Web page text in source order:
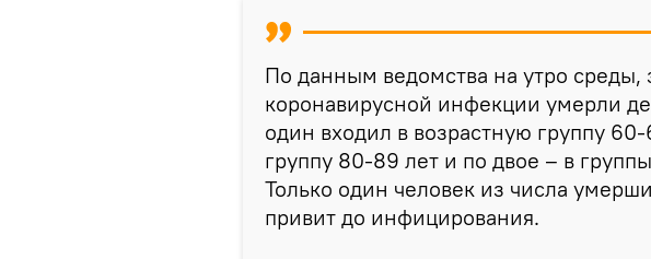
По данным ведомства на утро среды,
коронавирусной инфекции умерли
один входил в возрастную группу 60-
группу 80-89 лет и по двое – в
Только один человек из числа
привит до инфицирования.